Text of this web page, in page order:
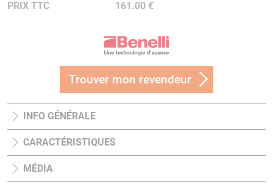
PRIX TTC
161.00 €
Trouver mon revendeur
INFO GÉNÉRALE
CARACTÉRISTIQUES
MÉDIA